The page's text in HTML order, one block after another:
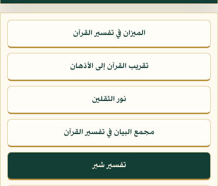
الميزان في تفسير القرآن
تقريب القرآن إلى الأذهان
نور الثقلين
مجمع البيان في تفسير القرآن
تفسير شبر